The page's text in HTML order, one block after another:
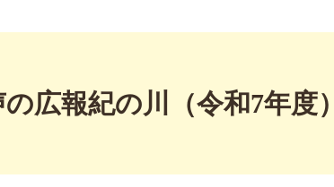
の広報紀の川（令和7年度）